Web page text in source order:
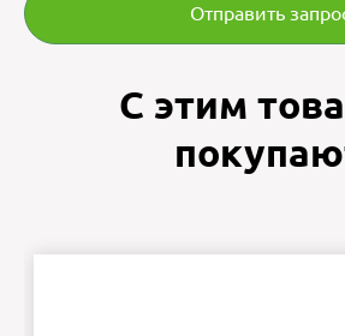
Отправить
С этим